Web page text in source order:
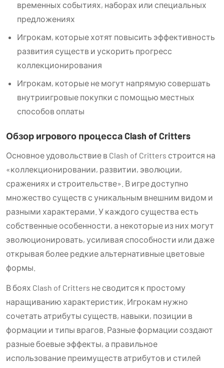
временных событиях, наборах или специальных
предложениях
Игрокам, которые хотят повысить эффективность
развития существ и ускорить прогресс
коллекционирования
Игрокам, которые не могут напрямую совершать
внутриигровые покупки с помощью местных
способов оплаты
Обзор игрового процесса Clash of Critters
Основное удовольствие в Clash of Critters строится на
«коллекционировании, развитии, эволюции,
сражениях и строительстве». В игре доступно
множество существ с уникальным внешним видом и
разными характерами. У каждого существа есть
собственные особенности, а некоторые из них могут
эволюционировать, усиливая способности или даже
открывая более редкие альтернативные цветовые
формы.
В боях Clash of Critters не сводится к простому
наращиванию характеристик. Игрокам нужно
сочетать атрибуты существ, навыки, позиции в
формации и типы врагов. Разные формации создают
разные боевые эффекты, а правильное
использование преимуществ атрибутов и стилей